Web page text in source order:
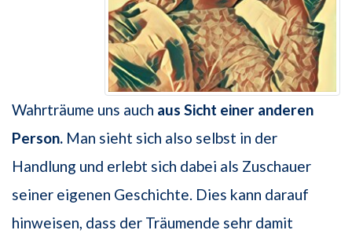
Wahrträume uns auch aus Sicht einer anderen
Person. Man sieht sich also selbst in der
Handlung und erlebt sich dabei als Zuschauer
seiner eigenen Geschichte. Dies kann darauf
hinweisen, dass der Träumende sehr damit